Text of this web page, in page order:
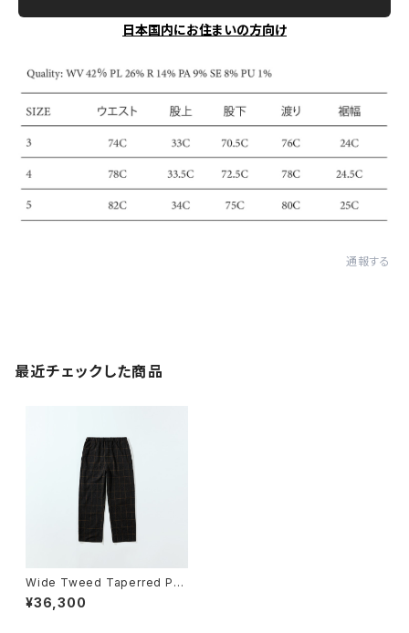
日本国内にお住まいの方向け
通報する
最近チェックした商品
Wide Tweed Taperred Pan
ts
¥36,300